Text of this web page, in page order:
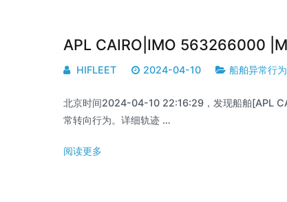
APL CAIRO|IMO 563266000
HIFLEET 2024-04-10 船舶异常行为
北京时间2024-04-10 22:16:29，发现船舶[APL
常转向行为。详细轨迹 …
阅读更多